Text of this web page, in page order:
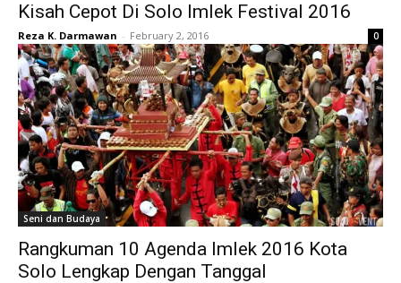
Kisah Cepot Di Solo Imlek Festival 2016
Reza K. Darmawan - February 2, 2016 0
Seni dan Budaya
Rangkuman 10 Agenda Imlek 2016 Kota
Solo Lengkap Dengan Tanggal